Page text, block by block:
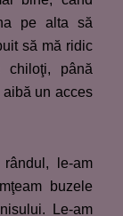
pe alta să
să mă ridic
până
un acces
le-am
buzele
Le-am